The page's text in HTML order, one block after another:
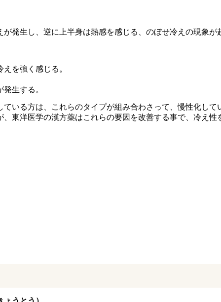
発生し、逆に上半身は熱感を感じる、のぼせ冷えの現象が
を強く感じる。
生する。
いる方は、これらのタイプが組み合わさって、慢性化して
東洋医学の漢方薬はこれらの要因を改善する事で、冷え性